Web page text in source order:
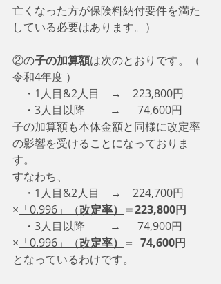
亡くなった方が保険料納付要件を満た
している必要はあります。）
②の子の加算額は次のとおりです。（
令和4年度 ）
・1人目&2人目　→　223,800円
・3人目以降　　 →      74,600円
子の加算額も本体金額と同様に改定率
の影響を受けることになっておりま
す。
すなわち、
・1人目&2人目　→　224,700円
× 「0.996」（改定率） ＝223,800円
・3人目以降　　 →      74,900円
× 「0.996」（改定率） ＝ 74,600円
となっているわけです。